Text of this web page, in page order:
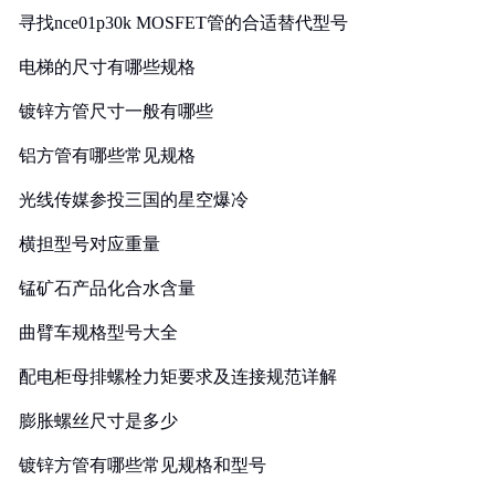
寻找nce01p30k MOSFET管的合适替代型号
电梯的尺寸有哪些规格
镀锌方管尺寸一般有哪些
铝方管有哪些常见规格
光线传媒参投三国的星空爆冷
横担型号对应重量
锰矿石产品化合水含量
曲臂车规格型号大全
配电柜母排螺栓力矩要求及连接规范详解
膨胀螺丝尺寸是多少
镀锌方管有哪些常见规格和型号